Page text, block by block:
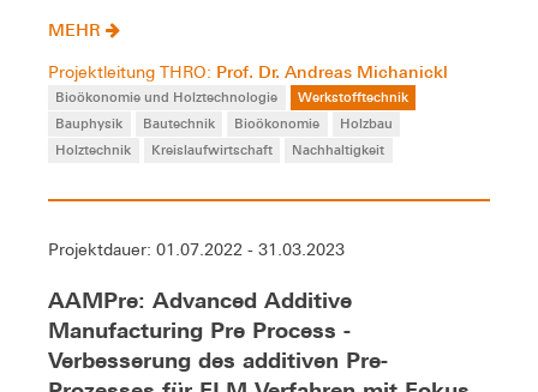
MEHR
Projektleitung THRO: Prof. Dr. Andreas Michanickl
Bioökonomie und Holztechnologie
Werkstofftechnik
Bauphysik
Bautechnik Bioökonomie
Holzbau
Holztechnik
Kreislaufwirtschaft Nachhaltigkeit
Projektdauer: 01.07.2022 - 31.03.2023
AAMPre: Advanced Additive
Manufacturing Pre Process -
Verbesserung des additiven Pre-